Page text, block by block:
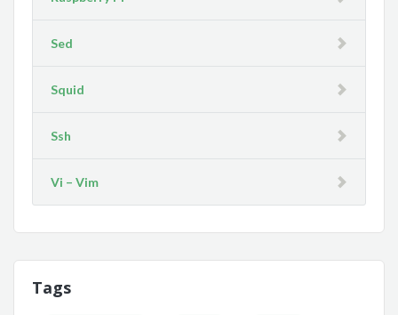
Sed
Squid
Ssh
Vi – Vim
Tags